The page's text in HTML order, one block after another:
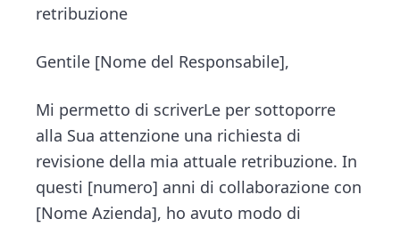
retribuzione
Gentile [Nome del Responsabile],
Mi permetto di scriverLe per sottoporre
alla Sua attenzione una richiesta di
revisione della mia attuale retribuzione. In
questi [numero] anni di collaborazione con
[Nome Azienda], ho avuto modo di